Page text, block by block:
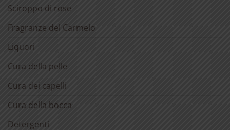
Sciroppo di rose
Fragranze del Carmelo
Liquori
Cura della pelle
Cura dei capelli
Cura della bocca
Detergenti